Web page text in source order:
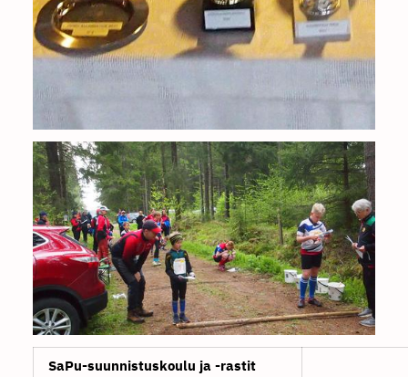
SaPu-suunnistuskoulu ja -rastit